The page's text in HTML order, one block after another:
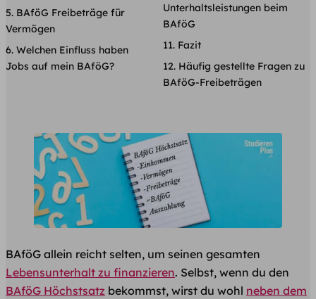
BAföG Freibeträge für
Vermögen
Welchen Einfluss haben
Jobs auf mein BAföG?
Unterhaltsleistungen beim
BAföG
Fazit
Häufig gestellte Fragen zu
BAföG-Freibeträgen
BAföG allein reicht selten, um seinen gesamten
Lebensunterhalt zu finanzieren. Selbst, wenn du den
BAföG Höchstsatz bekommst, wirst du wohl neben dem